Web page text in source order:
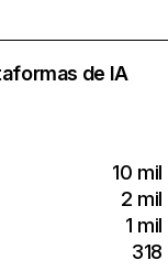
de IA
10 mil
2 mil
1 mil
318